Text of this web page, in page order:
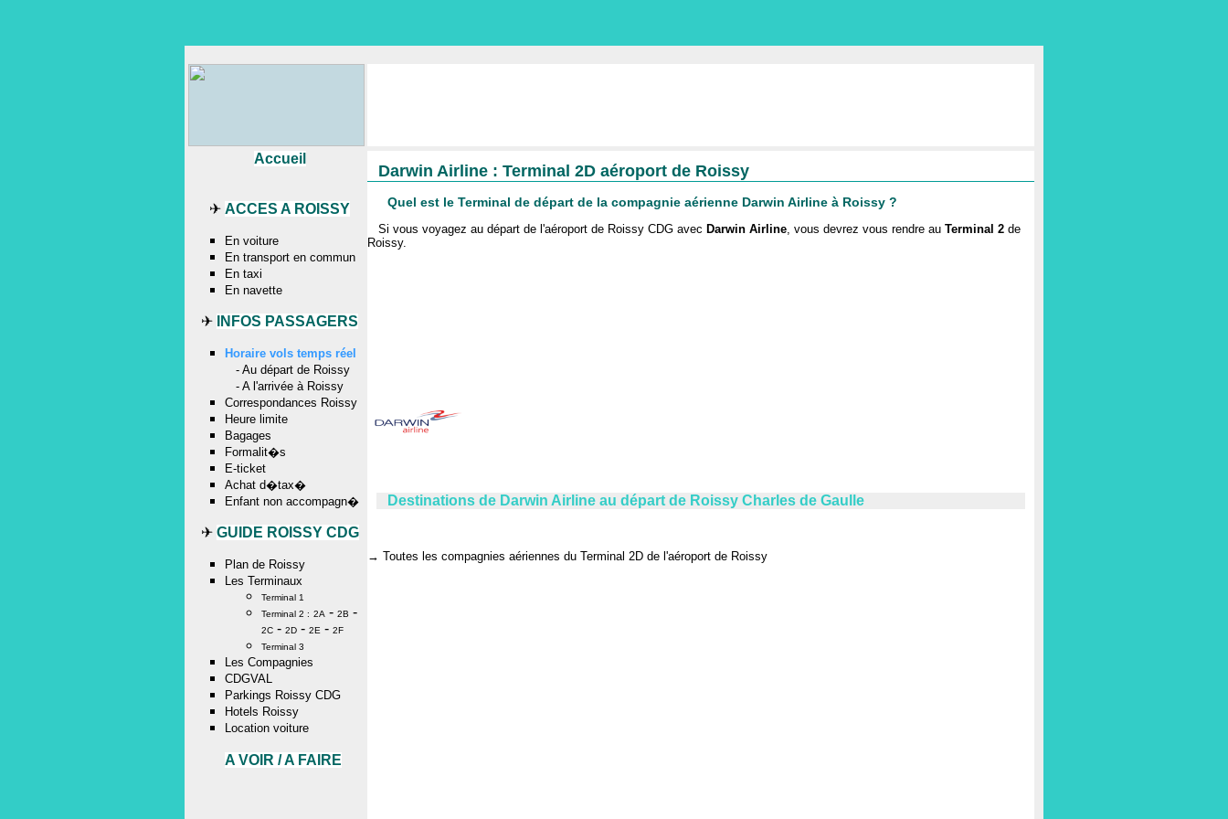
Darwin Airline : Terminal 2D aéroport de Roissy
Quel est le Terminal de départ de la compagnie aérienne Darwin Airline à Roissy ?
Si vous voyagez au départ de l'aéroport de Roissy CDG avec Darwin Airline, vous devrez vous rendre au Terminal 2 de
Roissy.
Destinations de Darwin Airline au départ de Roissy Charles de Gaulle
→ Toutes les compagnies aériennes du Terminal 2D de l'aéroport de Roissy
Accueil
✈ ACCES A ROISSY
En voiture
En transport en commun
En taxi
En navette
✈ INFOS PASSAGERS
Horaire vols temps réel
- Au départ de Roissy
- A l'arrivée à Roissy
Correspondances Roissy
Heure limite
Bagages
Formalit�s
E-ticket
Achat d�tax�
Enfant non accompagn�
✈ GUIDE ROISSY CDG
Plan de Roissy
Les Terminaux
Terminal 1
Terminal 2 : 2A - 2B -
2C - 2D - 2E - 2F
Terminal 3
Les Compagnies
CDGVAL
Parkings Roissy CDG
Hotels Roissy
Location voiture
A VOIR / A FAIRE